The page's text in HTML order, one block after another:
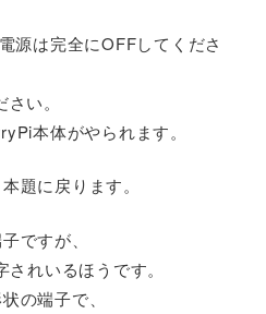
源は完全にOFFしてくださ
い。
本体がやられます。
題に戻ります。
ですが、
れいるほうです。
の端子で、